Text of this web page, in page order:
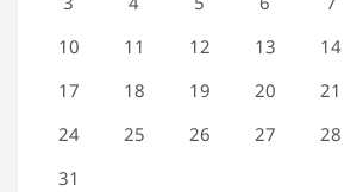
10
11 12 13 14
17
18 19 20 21
24
25 26 27 28
31